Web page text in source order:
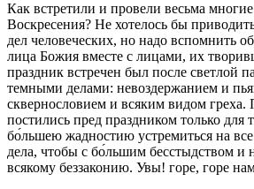
Как встретили и провели весьма
Воскресения? Не хотелось бы
дел человеческих, но надо вспомнить
лица Божия вместе с лицами, их
праздник встречен был после светлой
темными делами: невоздержанием и
сквернословием и всяким видом
постились пред праздником только для
бо́льшею жадностию устремиться на
дела, чтобы с бо́льшим бесстыдством и
всякому беззаконию. Увы! горе, горе